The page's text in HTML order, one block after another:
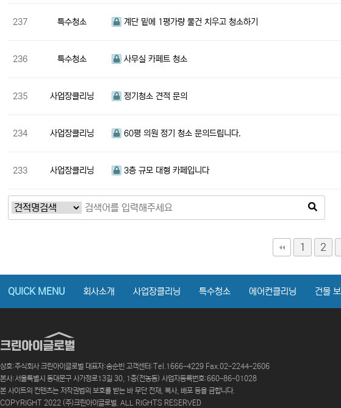
237 특수청소 계단 밑에 1평가량 물건 치우고 청소하기
236 특수청소 사무실 카페트 청소
235 사업장클리닝 정기청소 견적 문의
234 사업장클리닝 60평 의원 정기 청소 문의드립니다.
233 사업장클리닝 3층 규모 대형 카페입니다
1 2
QUICK MENU 회사소개 사업장클리닝 특수청소 에어컨클리닝 건물
상호:주식회사 크린아이글로벌 대표자:송순빈 고객센터:Tel.1666-4229 Fax.02-2244-2606
본사:서울특별시 동대문구 사가정로13길 30, 1층(전농동) 사업자등록번호:660-86-01028
본 사이트의 컨텐츠는 저작권법의 보호를 받는 바 무단 전재, 복사, 배포 등을 금합니다.
COPYRIGHT 2022 (주)크린아이글로벌. ALL RIGHTS RESERVED